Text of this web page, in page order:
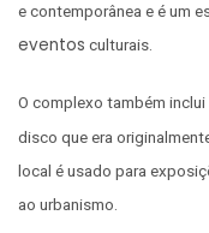
e contemporânea e é um
eventos culturais.
O complexo também inclui
disco que era
local é usado para
ao urbanismo.